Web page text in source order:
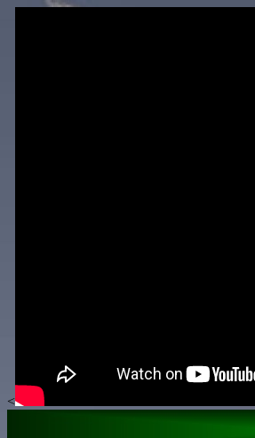
<
Lagu ini tercipta oleh Abi Fardhie pada